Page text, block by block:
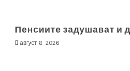
Пенсиите задушават и
август 8, 2026